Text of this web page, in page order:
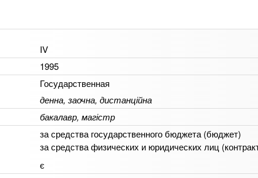
IV
1995
Государственная
денна, заочна, дистанційна
бакалавр, магістр
за средства государственного бюджета (бюджет)
за средства физических и юридических лиц
є